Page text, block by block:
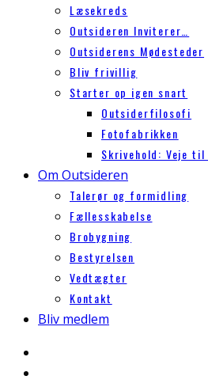
Læsekreds
Outsideren Inviterer…
Outsiderens Mødesteder
Bliv frivillig
Starter op igen snart
Outsiderfilosofi
Fotofabrikken
Skrivehold: Veje
Om Outsideren
Talerør og formidling
Fællesskabelse
Brobygning
Bestyrelsen
Vedtægter
Kontakt
Bliv medlem